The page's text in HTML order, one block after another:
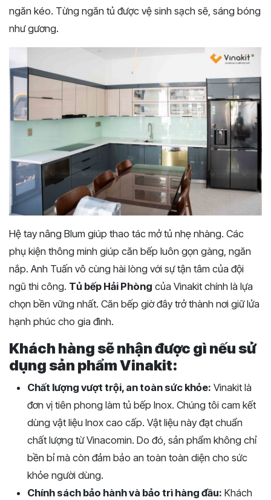
ngăn kéo. Từng ngăn tủ được vệ sinh sạch sẽ, sáng bóng
như gương.
Hệ tay nâng Blum giúp thao tác mở tủ nhẹ nhàng. Các
phụ kiện thông minh giúp căn bếp luôn gọn gàng, ngăn
nắp. Anh Tuấn vô cùng hài lòng với sự tận tâm của đội
ngũ thi công. Tủ bếp Hải Phòng của Vinakit chính là lựa
chọn bền vững nhất. Căn bếp giờ đây trở thành nơi giữ lửa
hạnh phúc cho gia đình.
Khách hàng sẽ nhận được gì nếu sử
dụng sản phẩm Vinakit:
Chất lượng vượt trội, an toàn sức khỏe: Vinakit là
đơn vị tiên phong làm tủ bếp Inox. Chúng tôi cam kết
dùng vật liệu Inox cao cấp. Vật liệu này đạt chuẩn
chất lượng từ Vinacomin. Do đó, sản phẩm không chỉ
bền bỉ mà còn đảm bảo an toàn toàn diện cho sức
khỏe người dùng.
Chính sách bảo hành và bảo trì hàng đầu: Khách